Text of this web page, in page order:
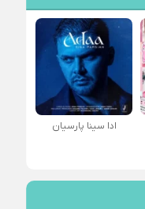
ادا سینا پارسیان